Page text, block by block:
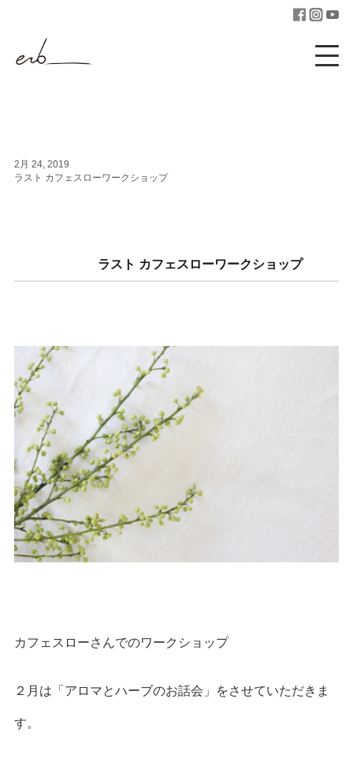
2月 24, 2019
ラスト カフェスローワークショップ
ラスト カフェスローワークショップ
カフェスローさんでのワークショップ
２月は「アロマとハーブのお話会」をさせていただきま
す。